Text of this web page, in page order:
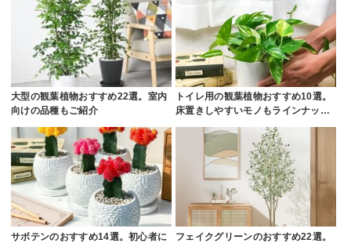
大型の観葉植物おすすめ22選。室内
向けの品種もご紹介
トイレ用の観葉植物おすすめ10選。
床置きしやすいモノもラインナッ…
サボテンのおすすめ14選。初心者に
フェイクグリーンのおすすめ22選。